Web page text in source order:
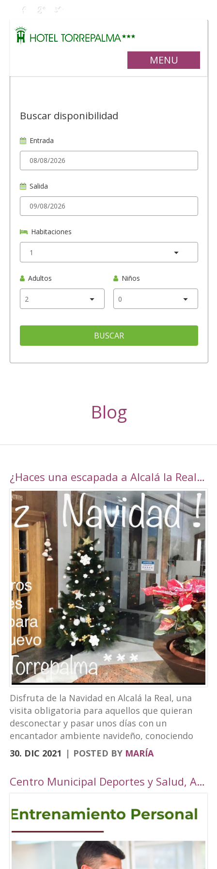
MENU
Buscar disponibilidad
Entrada
Salida
Habitaciones
Adultos Niños
BUSCAR
Blog
¿Haces una escapada a Alcalá la Real esta navidad?
Disfruta de la Navidad en Alcalá la Real, una
visita obligatoria para aquellos que quieran
desconectar y pasar unos días con un
encantador ambiente navideño, conociendo
los rincones tan bonitos que ofrece nuestra
localidad. Este año, Alcalá la Real oferta todo
con una cuidada ambientación navideña. El
Ayuntamiento pasarán ser un parque navideño
donde se colocará un tobogán de hielo
artificial y un tiovivo, acompañados de un
alumbrado navideño digno de la hermosura de
nuestra localidad junto a puestos de castañas,
30. DIC 2021 POSTED BY MARÍA
Centro Municipal Deportes y Salud, Alcalá la Real